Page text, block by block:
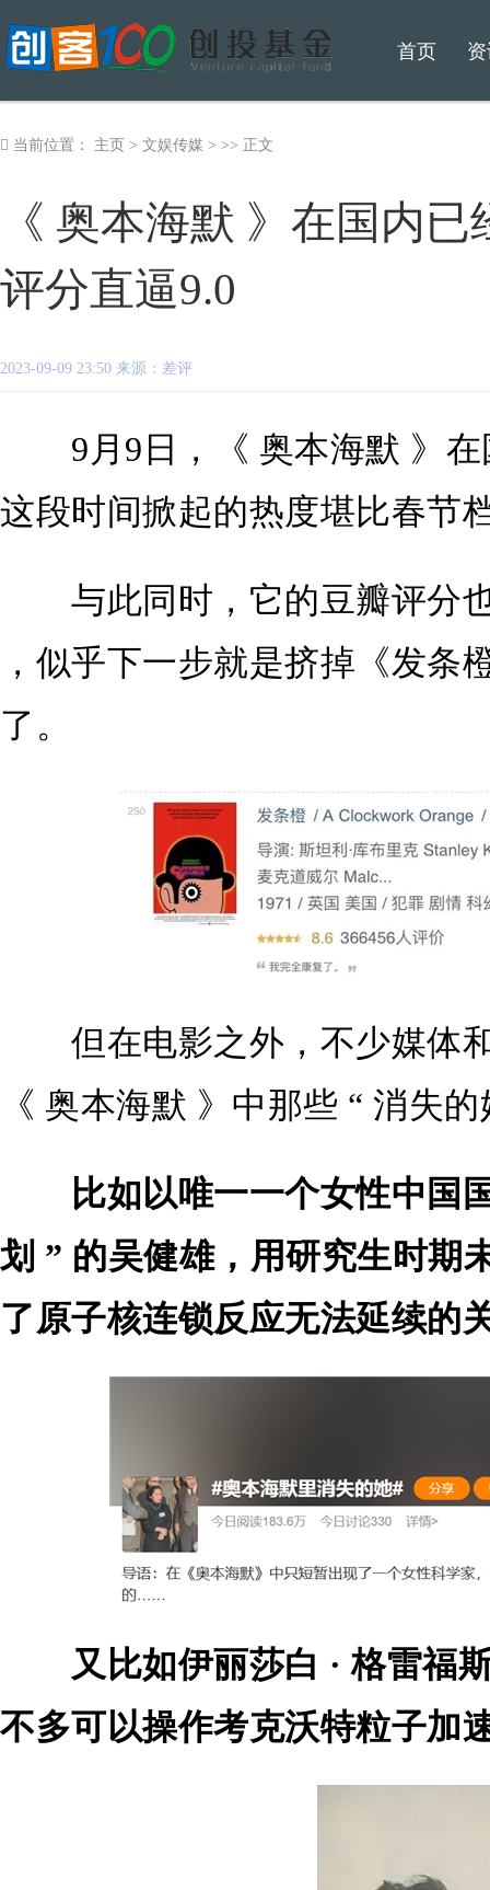
首页
当前位置： 主页 > 文娱传媒 > >> 正文
《 奥本海默 》在国内
评分直逼9.0
2023-09-09 23:50 来源：差评
9月9日，《 奥本海默 》在
这段时间掀起的热度堪比春节
与此同时，它的豆瓣评分也
，似乎下一步就是挤掉《发条
了。
但在电影之外，不少媒体
《 奥本海默 》中那些 “ 消失
比如以唯一一个女性中国
划 ” 的吴健雄，用研究生时期
了原子核连锁反应无法延续的
又比如伊丽莎白 · 格雷福
不多可以操作考克沃特粒子加